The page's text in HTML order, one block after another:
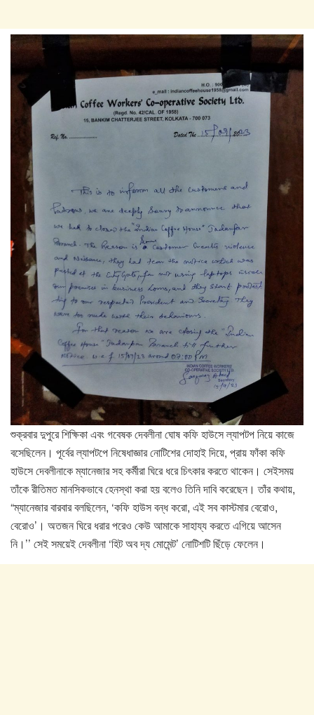
শুক্রবার দুপুরে শিক্ষিকা এবং গবেষক দেবলীনা ঘোষ কফি হাউসে ল্যাপটপ নিয়ে কাজে
বসেছিলেন। পূর্বের ল্যাপটপে নিষেধাজ্ঞার নোটিশের দোহাই দিয়ে, প্রায় ফাঁকা কফি
হাউসে দেবলীনাকে ম্যানেজার সহ কর্মীরা ঘিরে ধরে চিৎকার করতে থাকেন। সেইসময়
তাঁকে রীতিমত মানসিকভাবে হেনস্থা করা হয় বলেও তিনি দাবি করেছেন। তাঁর কথায়,
“ম্যানেজার বারবার বলছিলেন, ‘কফি হাউস বন্ধ করো, এই সব কাস্টমার বেরোও,
বেরোও’। অতজন ঘিরে ধরার পরেও কেউ আমাকে সাহায্য করতে এগিয়ে আসেন
নি।’’ সেই সময়েই দেবলীনা ‘হিট অব দ্য মোমেন্ট’ নোটিশটি ছিঁড়ে ফেলেন।